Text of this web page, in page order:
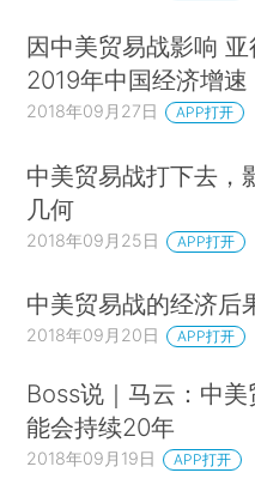
因中美贸易战影响
2019年中国经济增速
2018年09月27日 APP打开
中美贸易战打下去，
几何
2018年09月25日 APP打开
中美贸易战的经济后
2018年09月20日 APP打开
Boss说｜马云：中
能会持续20年
2018年09月19日 APP打开